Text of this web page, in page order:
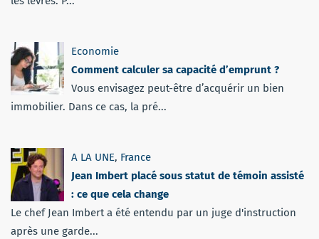
Economie
Comment calculer sa capacité d’emprunt ?
Vous envisagez peut-être d’acquérir un bien
immobilier. Dans ce cas, la pré...
A LA UNE, France
Jean Imbert placé sous statut de témoin assisté
: ce que cela change
Le chef Jean Imbert a été entendu par un juge d'instruction
après une garde...